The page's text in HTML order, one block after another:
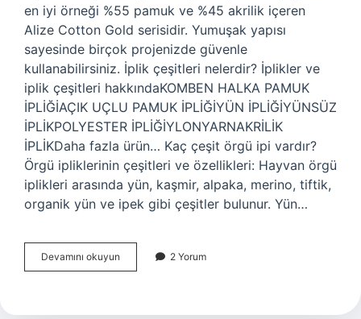
en iyi örneği %55 pamuk ve %45 akrilik içeren
Alize Cotton Gold serisidir. Yumuşak yapısı
sayesinde birçok projenizde güvenle
kullanabilirsiniz. İplik çeşitleri nelerdir? İplikler ve
iplik çeşitleri hakkındaKOMBEN HALKA PAMUK
İPLİĞİAÇIK UÇLU PAMUK İPLİĞİYÜN İPLİĞİYÜNSÜZ
İPLİKPOLYESTER İPLİĞİYLONYARNAKRİLİK
İPLİKDaha fazla ürün… Kaç çeşit örgü ipi vardır?
Örgü ipliklerinin çeşitleri ve özellikleri: Hayvan örgü
iplikleri arasında yün, kaşmir, alpaka, merino, tiftik,
organik yün ve ipek gibi çeşitler bulunur. Yün…
Devamını okuyun
Ip
2 Yorum